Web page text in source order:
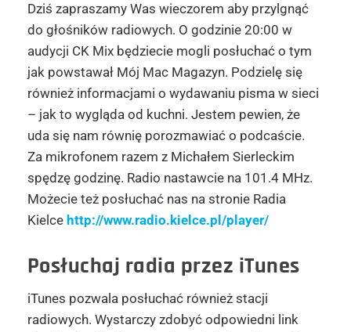
Dziś zapraszamy Was wieczorem aby przylgnąć
do głośników radiowych. O godzinie 20:00 w
audycji CK Mix będziecie mogli posłuchać o tym
jak powstawał Mój Mac Magazyn. Podzielę się
również informacjami o wydawaniu pisma w sieci
– jak to wygląda od kuchni. Jestem pewien, że
uda się nam równię porozmawiać o podcaście.
Za mikrofonem razem z Michałem Sierleckim
spędzę godzinę. Radio nastawcie na 101.4 MHz.
Możecie też posłuchać nas na stronie Radia
Kielce http://www.radio.kielce.pl/player/
Posłuchaj radia przez iTunes
iTunes pozwala posłuchać również stacji
radiowych. Wystarczy zdobyć odpowiedni link